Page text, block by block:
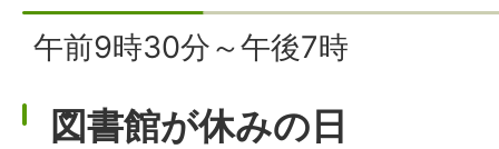
午前9時30分～午後7時
図書館が休みの日